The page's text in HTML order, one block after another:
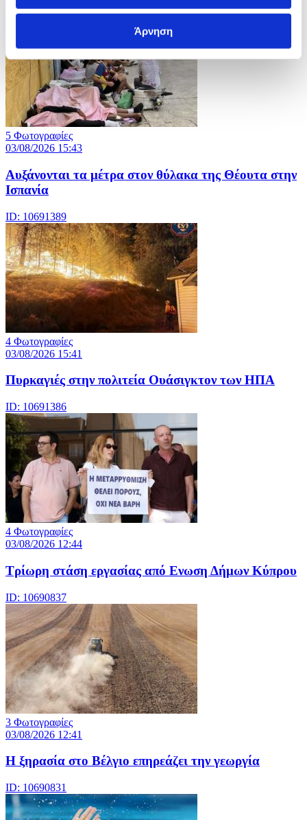
Άρνηση
ID: 10693414
5 Φωτογραφίες
03/08/2026 15:43
Αυξάνονται τα μέτρα στον θύλακα της Θέουτα στην
Ισπανία
ID: 10691389
4 Φωτογραφίες
03/08/2026 15:41
Πυρκαγιές στην πολιτεία Ουάσιγκτον των ΗΠΑ
ID: 10691386
4 Φωτογραφίες
03/08/2026 12:44
Τρίωρη στάση εργασίας από Ενωση Δήμων Κύπρου
ID: 10690837
3 Φωτογραφίες
03/08/2026 12:41
Η ξηρασία στο Βέλγιο επηρεάζει την γεωργία
ID: 10690831